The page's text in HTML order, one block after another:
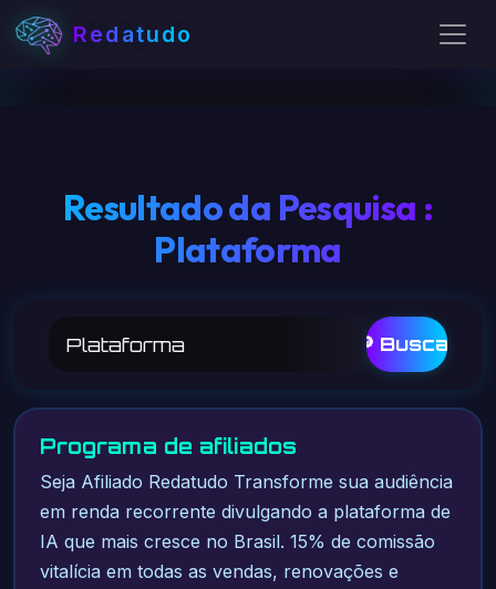
Redatudo
Resultado da Pesquisa :
Plataforma
🔎 Buscar
Programa de afiliados
Seja Afiliado Redatudo Transforme sua audiência
em renda recorrente divulgando a plataforma de
IA que mais cresce no Brasil. 15% de comissão
vitalícia em todas as vendas, renovações e